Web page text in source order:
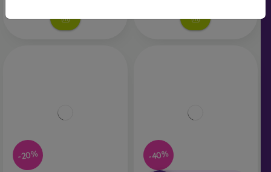
-20% -40%